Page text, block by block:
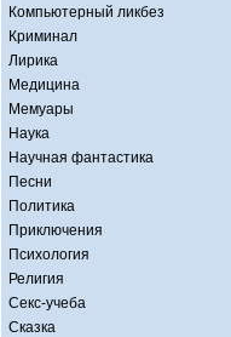
Компьютерный ликбез
Криминал
Лирика
Медицина
Мемуары
Наука
Научная фантастика
Песни
Политика
Приключения
Психология
Религия
Секс-учеба
Сказка